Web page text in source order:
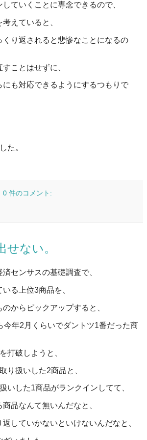
ていくことに専念できるので、
えていると、
くり返されると悲惨なことになるの
ことはせずに、
にも対応できるようにするつもりで
た。
0 件のコメント:
せない。
センサスの基礎調査で、
る上位3商品を、
からピックアップすると、
今年2月くらいでダントツ1番だった商
打破しようと、
り扱いした2商品と、
いした1商品がランクインしてて、
品なんて無いんだなと、
していかないといけないんだなと、